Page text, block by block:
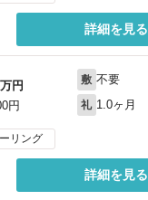
詳細を見る
万円
円
敷 不要
礼 1.0ヶ月
リング
詳細を見る